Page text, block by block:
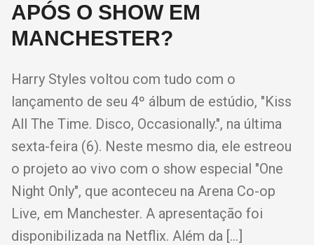
APÓS O SHOW EM
MANCHESTER?
Harry Styles voltou com tudo com o
lançamento de seu 4º álbum de estúdio, "Kiss
All The Time. Disco, Occasionally.", na última
sexta-feira (6). Neste mesmo dia, ele estreou
o projeto ao vivo com o show especial "One
Night Only", que aconteceu na Arena Co-op
Live, em Manchester. A apresentação foi
disponibilizada na Netflix. Além da […]